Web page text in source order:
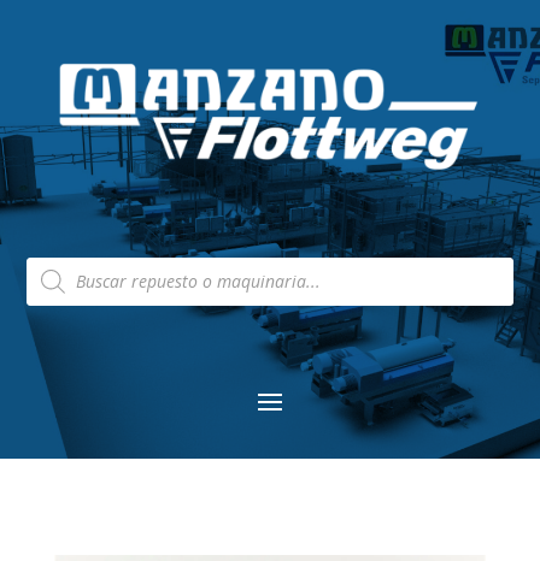
Búsqueda
de
productos